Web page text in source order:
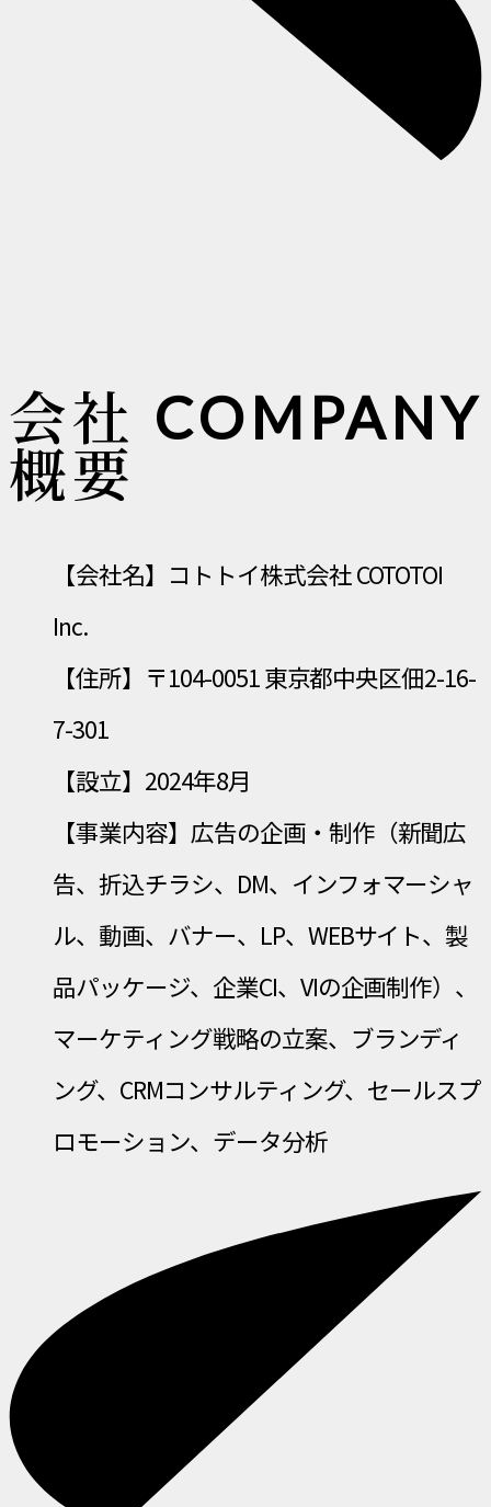
会社
概要
COMPANY
【会社名】コトトイ株式会社 COTOTOI
Inc.
【住所】〒104-0051 東京都中央区佃2-16-
7-301
【設立】2024年8月
【事業内容】広告の企画・制作（新聞広
告、折込チラシ、DM、インフォマーシャ
ル、動画、バナー、LP、WEBサイト、製
品パッケージ、企業CI、VIの企画制作）、
マーケティング戦略の立案、ブランディ
ング、CRMコンサルティング、セールスプ
ロモーション、データ分析